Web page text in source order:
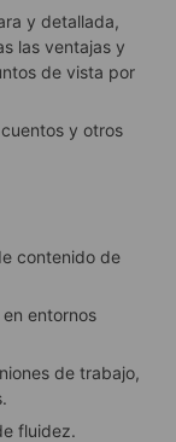
y detallada,
las ventajas y
de vista por
y otros
contenido de
entornos
de trabajo,
fluidez.